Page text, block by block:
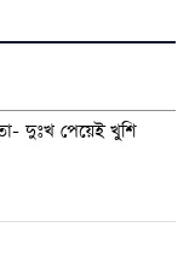
দুঃখ পেয়েই খুশি